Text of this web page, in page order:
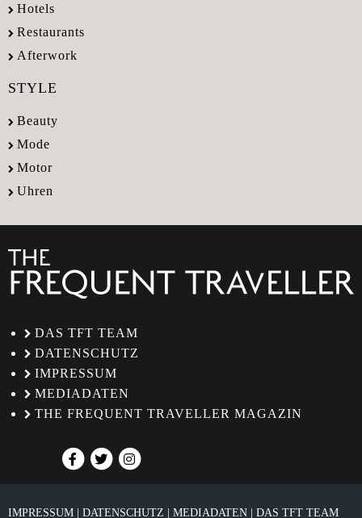
Hotels
Restaurants
Afterwork
STYLE
Beauty
Mode
Motor
Uhren
DAS TFT TEAM
DATENSCHUTZ
IMPRESSUM
MEDIADATEN
THE FREQUENT TRAVELLER MAGAZIN
IMPRESSUM DATENSCHUTZ MEDIADATEN DAS TFT TEAM